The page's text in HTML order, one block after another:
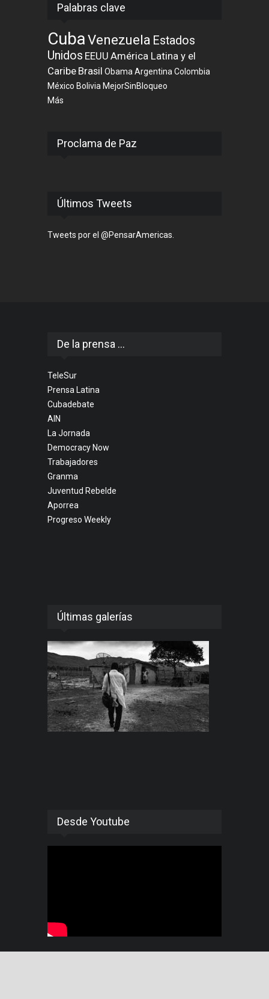
Palabras clave
CubaVenezuela Estados
Unidos EEUU América Latina y el
Caribe Brasil Obama Argentina Colombia
México Bolivia MejorSinBloqueo
Más
Proclama de Paz
Últimos Tweets
Tweets por el @PensarAmericas.
De la prensa ...
TeleSur
Prensa Latina
Cubadebate
AIN
La Jornada
Democracy Now
Trabajadores
Granma
Juventud Rebelde
Aporrea
Progreso Weekly
Últimas galerías
Desde Youtube